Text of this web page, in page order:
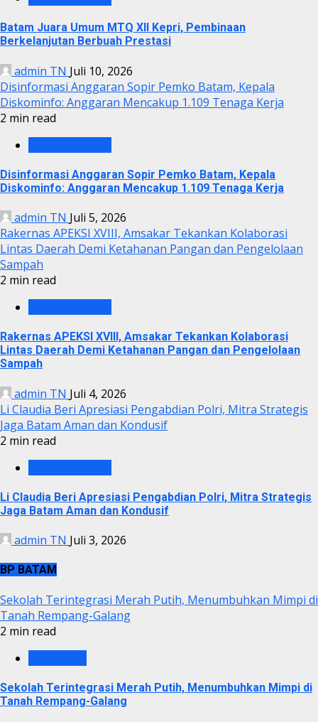
Batam Juara Umum MTQ XII Kepri, Pembinaan
Berkelanjutan Berbuah Prestasi
admin TN Juli 10, 2026
Disinformasi Anggaran Sopir Pemko Batam, Kepala
Diskominfo: Anggaran Mencakup 1.109 Tenaga Kerja
2 min read
Disinformasi Anggaran Sopir Pemko Batam, Kepala
Diskominfo: Anggaran Mencakup 1.109 Tenaga Kerja
admin TN Juli 5, 2026
Rakernas APEKSI XVIII, Amsakar Tekankan Kolaborasi
Lintas Daerah Demi Ketahanan Pangan dan Pengelolaan
Sampah
2 min read
Rakernas APEKSI XVIII, Amsakar Tekankan Kolaborasi
Lintas Daerah Demi Ketahanan Pangan dan Pengelolaan
Sampah
admin TN Juli 4, 2026
Li Claudia Beri Apresiasi Pengabdian Polri, Mitra Strategis
Jaga Batam Aman dan Kondusif
2 min read
Li Claudia Beri Apresiasi Pengabdian Polri, Mitra Strategis
Jaga Batam Aman dan Kondusif
admin TN Juli 3, 2026
BP BATAM
Sekolah Terintegrasi Merah Putih, Menumbuhkan Mimpi di
Tanah Rempang-Galang
2 min read
Sekolah Terintegrasi Merah Putih, Menumbuhkan Mimpi di
Tanah Rempang-Galang